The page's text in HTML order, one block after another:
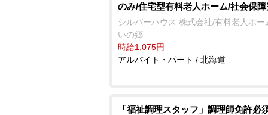
のみ/住宅型有料老人ホーム/社会保
シルバーハウス 株式会社/有料老人ホー
いの郷
時給1,075円
アルバイト・パート / 北海道
「福祉調理スタッフ」調理師免許必